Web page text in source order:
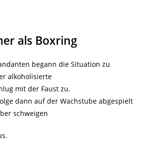
als Boxring
begann die Situation zu
alkoholisierte
mit der Faust zu.
dann auf der Wachstube abgespielt
schweigen